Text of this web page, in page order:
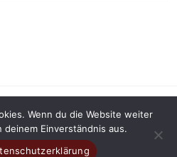
IMPRESSUM
CONTACT
2026 ©LebensArt
Wenn du die Website weiter
Einverständnis aus.